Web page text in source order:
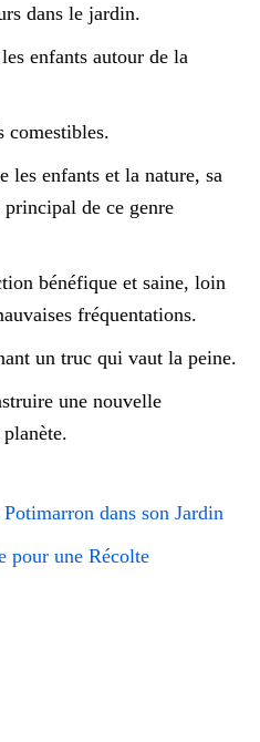
dans le jardin.
enfants autour de la
comestibles.
les enfants et la nature, sa
de ce genre
bénéfique et saine, loin
fréquentations.
un truc qui vaut la peine.
une nouvelle
dans son Jardin
pour une Récolte